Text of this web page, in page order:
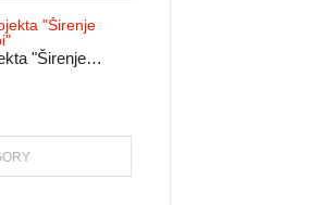
"Širenje…